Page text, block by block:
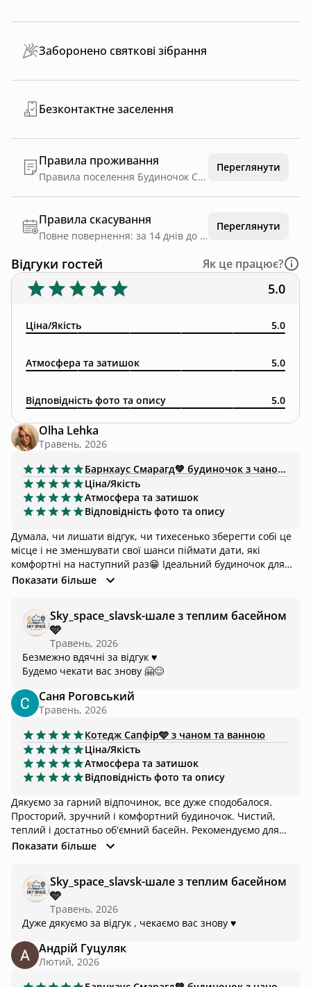
Заборонено святкові зібрання
Безконтактне заселення
Правила проживання
Правила поселення Будиночок Сапфір 🩵 Поселення з 14:00 Виїзд до 11:00 Будиночок Смарагд 💚 Поселення з 15:00 Виїзд до 12:00 Поселення та виселення безконтактно✔️ На території працює басейн з підігрівом, користуватись можна цілодобово 💧 Температура води 29-31 градус 🤗 Категорично заборонено палити всередині будинку ‼️ Дозволено проживання з домашнім улюбленцем за попередньою домовленістю 🐶 Наші будиночки для тихого відпочинку, тому недозволено влаштовувати шумні вечірки та святкування 🏠
Переглянути
Правила скасування
Повне повернення: за 14 днів до дати заїзду
Переглянути
Відгуки гостей Як це працює?
5.0
Ціна/Якість 5.0
Атмосфера та затишок 5.0
Відповідність фото та опису 5.0
Olha Lehka
Травень, 2026
Барнхаус Смарагд💚 будиночок з чаном та ванною
Ціна/Якість
Атмосфера та затишок
Відповідність фото та опису
Думала, чи лишати відгук, чи тихесенько зберегти собі це
місце і не зменшувати свої шанси піймати дати, які
комфортні на наступний раз😁 Ідеальний будиночок для
відпочинку, все зроблено з душею, до кожної деталі -
потрібна допомога. Для інтровертів теж чудовий варіант -
безконтактно через код лишають ключики, будиночки
високо у горах, людей навколо майже нема. Відпочивали з
кицею - для неї господарі лишили мисочки для їжі,
рушничок для лапок, мисочку, щоб ті лапки помити (у
нашому варіанті саме те, що треба, бо наша блондинка
вперше самостійно ходила вулицею, після чого була вже і
не такою блондинкою😁) та коврик для відпочинку. На
терасі ідеально поснідати, нашій красуні (кішечці) -
улюблене місце було, спостерігала за природою. Чудове
місце, обовʼязково повернемося ще❤️
Показати більше
Sky_space_slavsk-шале з теплим басейном
🩵
Травень, 2026
Безмежно вдячні за відгук ♥️
Будемо чекати вас знову 🤗😌
Саня Роговський
Травень, 2026
Котедж Сапфір🩵 з чаном та ванною
Ціна/Якість
Атмосфера та затишок
Відповідність фото та опису
Дякуємо за гарний відпочинок, все дуже сподобалося.
Просторий, зручний і комфортний будиночок. Чистий,
теплий і достатньо об'ємний басейн. Рекомендуємо для
гарного відпочинку)
Показати більше
Sky_space_slavsk-шале з теплим басейном
🩵
Травень, 2026
Дуже дякуємо за відгук , чекаємо вас знову ♥️
Андрій Гуцуляк
Лютий, 2026